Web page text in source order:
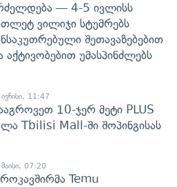
— 4-5 ივლისს
ვილიჯი სტუმრებს
შეთავაზებებით
აქტივობებით უმასპინძლებს
11:47
10-ჯერ მეტი PLUS
Tbilisi Mall-ში შოპინგისას
07:20
Temu